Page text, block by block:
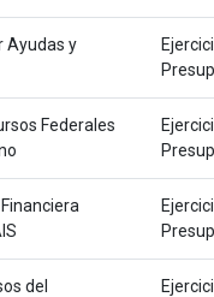
Ayudas y
Federales
del